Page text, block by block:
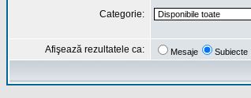
Categorie:
Afişează rezultatele ca: Mesaje Subiecte